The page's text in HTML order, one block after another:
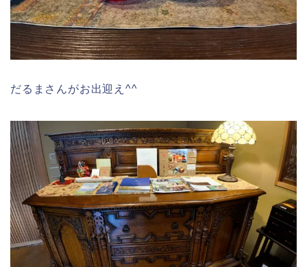
だるまさんがお出迎え^^